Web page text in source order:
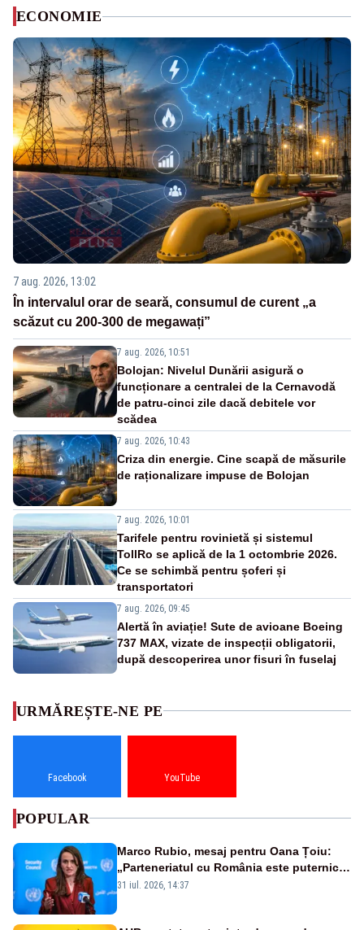
ECONOMIE
7 aug. 2026, 13:02
În intervalul orar de seară, consumul de curent „a
scăzut cu 200-300 de megawați”
7 aug. 2026, 10:51
Bolojan: Nivelul Dunării asigură o
funcționare a centralei de la Cernavodă
de patru-cinci zile dacă debitele vor
scădea
7 aug. 2026, 10:43
Criza din energie. Cine scapă de măsurile
de raționalizare impuse de Bolojan
7 aug. 2026, 10:01
Tarifele pentru rovinietă și sistemul
TollRo se aplică de la 1 octombrie 2026.
Ce se schimbă pentru șoferi și
transportatori
7 aug. 2026, 09:45
Alertă în aviație! Sute de avioane Boeing
737 MAX, vizate de inspecții obligatorii,
după descoperirea unor fisuri în fuselaj
URMĂREȘTE-NE PE
Facebook YouTube
POPULAR
Marco Rubio, mesaj pentru Oana Țoiu:
„Parteneriatul cu România este puternic
și prețuit”
31 iul. 2026, 14:37